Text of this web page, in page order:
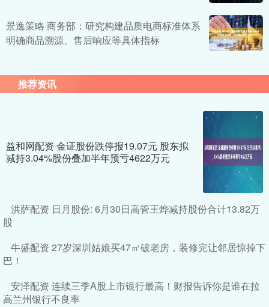
景逸策略 商务部：研究构建品质电商标准体系
明确商品溯源、售后响应等具体指标
推荐资讯
益和网配资 金证股份跌停报19.07元 股东拟
减持3.04%股份叠加半年预亏4622万元
洪萨配资 日月股份: 6月30日高管王烨减持股份合计13.82万
股
牛盛配资 27岁深圳姑娘买47㎡破老房，装修完让邻居惊掉下
巴！
安泽配资 连续三季A股上市银行最高！财报告诉你是谁在拉
高兰州银行不良率